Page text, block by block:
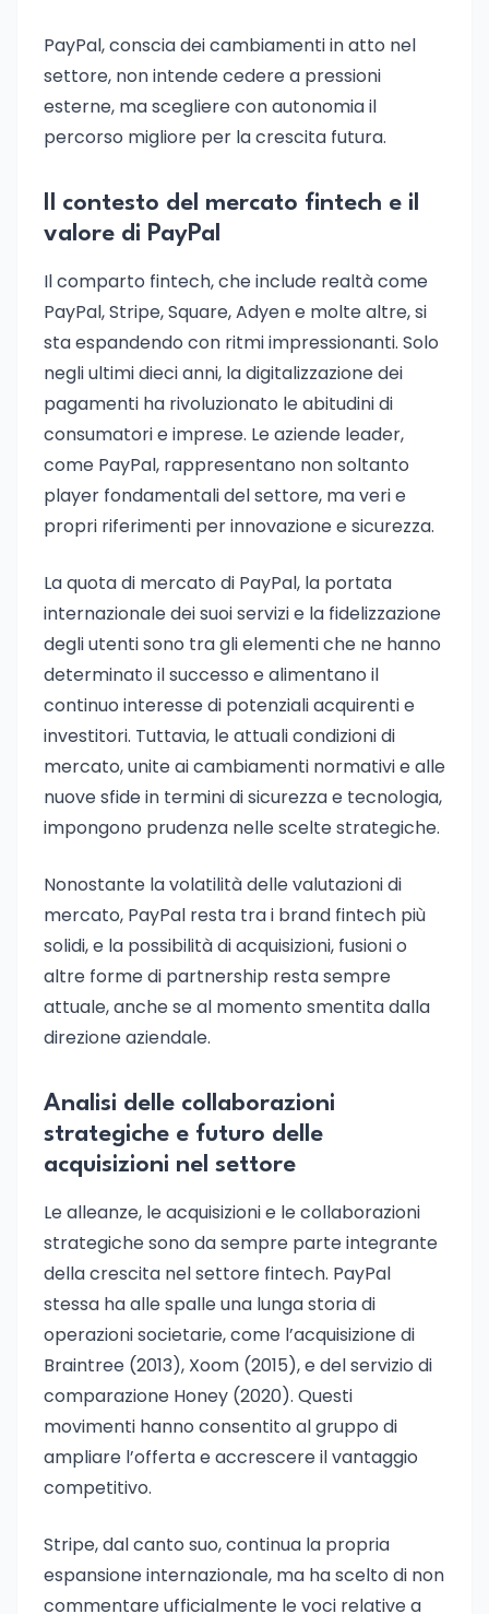
PayPal, conscia dei cambiamenti in atto nel
settore, non intende cedere a pressioni
esterne, ma scegliere con autonomia il
percorso migliore per la crescita futura.
Il contesto del mercato fintech e il
valore di PayPal
Il comparto fintech, che include realtà come
PayPal, Stripe, Square, Adyen e molte altre, si
sta espandendo con ritmi impressionanti. Solo
negli ultimi dieci anni, la digitalizzazione dei
pagamenti ha rivoluzionato le abitudini di
consumatori e imprese. Le aziende leader,
come PayPal, rappresentano non soltanto
player fondamentali del settore, ma veri e
propri riferimenti per innovazione e sicurezza.
La quota di mercato di PayPal, la portata
internazionale dei suoi servizi e la fidelizzazione
degli utenti sono tra gli elementi che ne hanno
determinato il successo e alimentano il
continuo interesse di potenziali acquirenti e
investitori. Tuttavia, le attuali condizioni di
mercato, unite ai cambiamenti normativi e alle
nuove sfide in termini di sicurezza e tecnologia,
impongono prudenza nelle scelte strategiche.
Nonostante la volatilità delle valutazioni di
mercato, PayPal resta tra i brand fintech più
solidi, e la possibilità di acquisizioni, fusioni o
altre forme di partnership resta sempre
attuale, anche se al momento smentita dalla
direzione aziendale.
Analisi delle collaborazioni
strategiche e futuro delle
acquisizioni nel settore
Le alleanze, le acquisizioni e le collaborazioni
strategiche sono da sempre parte integrante
della crescita nel settore fintech. PayPal
stessa ha alle spalle una lunga storia di
operazioni societarie, come l’acquisizione di
Braintree (2013), Xoom (2015), e del servizio di
comparazione Honey (2020). Questi
movimenti hanno consentito al gruppo di
ampliare l’offerta e accrescere il vantaggio
competitivo.
Stripe, dal canto suo, continua la propria
espansione internazionale, ma ha scelto di non
commentare ufficialmente le voci relative a